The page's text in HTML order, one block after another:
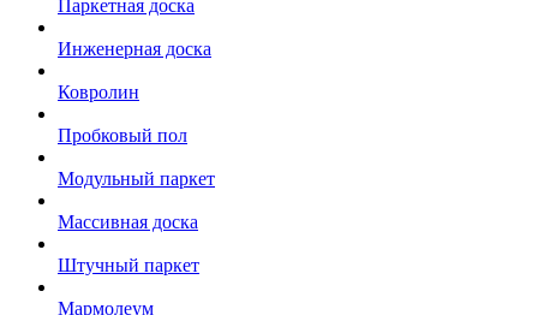
Паркетная доска
Инженерная доска
Ковролин
Пробковый пол
Модульный паркет
Массивная доска
Штучный паркет
Мармолеум